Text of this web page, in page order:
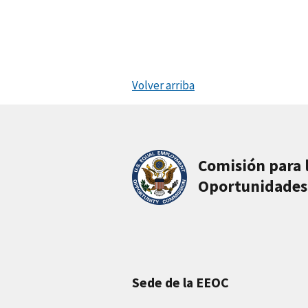
Volver arriba
Comisión para
Sede de la EEOC